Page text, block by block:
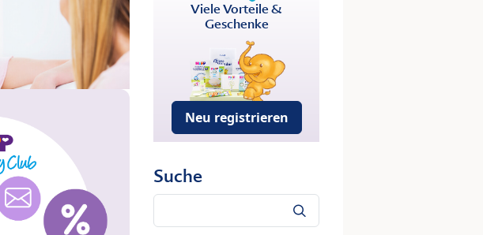
Viele Vorteile &
Geschenke
Neu registrieren
Suche